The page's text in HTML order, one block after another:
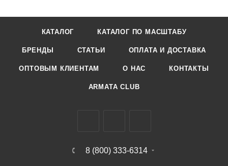
КАТАЛОГ КАТАЛОГ ПО МАСШТАБУ
БРЕНДЫ СТАТЬИ ОПЛАТА И ДОСТАВКА
ОПТОВЫМ КЛИЕНТАМ О НАС КОНТАКТЫ
ARMATA CLUB
8 (800) 333-6314